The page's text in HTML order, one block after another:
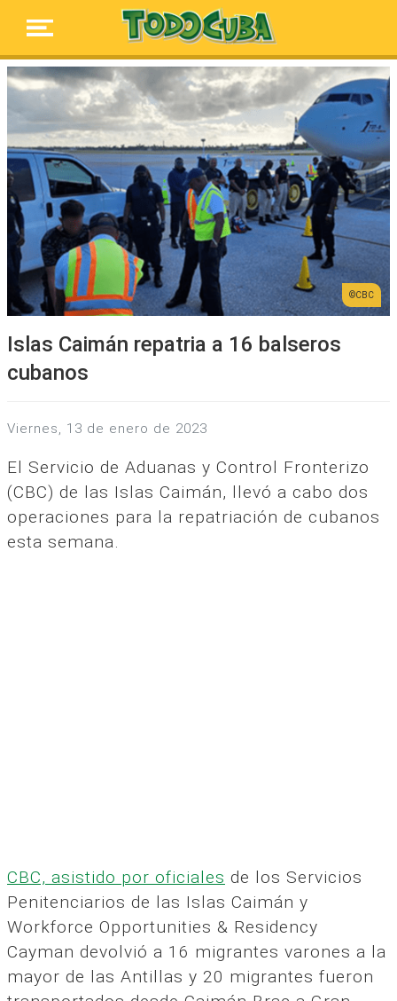
CBC
Islas Caimán repatria a 16 balseros
cubanos
viernes, 13 de enero de 2023
El Servicio de Aduanas y Control Fronterizo
(CBC) de las Islas Caimán, llevó a cabo dos
operaciones para la repatriación de cubanos
esta semana.
CBC, asistido por oficiales de los Servicios
Penitenciarios de las Islas Caimán y
Workforce Opportunities & Residency
Cayman devolvió a 16 migrantes varones a la
mayor de las Antillas y 20 migrantes fueron